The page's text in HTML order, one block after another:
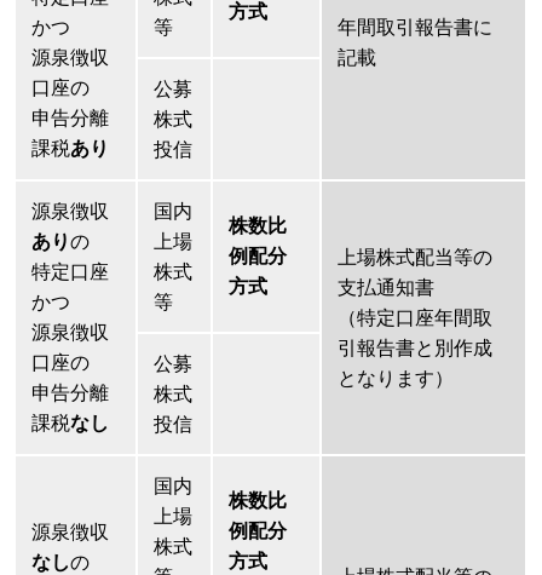
かつ
源泉徴収
口座の
申告分離
課税あり
等
方式
年間取引報告書に
記載
公募
株式
投信
源泉徴収
ありの
特定口座
かつ
源泉徴収
口座の
申告分離
課税なし
国内
上場
株式
等
株数比
例配分
方式
上場株式配当等の
支払通知書
（特定口座年間取
引報告書と別作成
となります）
公募
株式
投信
源泉徴収
なしの
国内
上場
株式
株数比
例配分
方式